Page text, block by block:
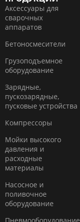
Аксессуары для
сварочных
аппаратов
Бетоносмесители
Грузоподъемное
оборудование
Зарядные,
пускозарядные,
пусковые устройства
Компресcоры
Мойки высокого
давления и
расходные
материалы
Насосное и
поливочное
оборудование